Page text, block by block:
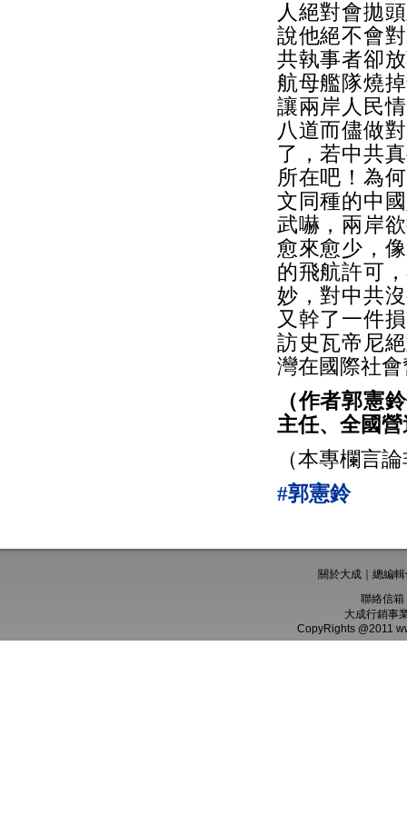
人絕對會拋
說他絕不會
共執事者卻
航母艦隊燒
讓兩岸人民
八道而儘做
了，若中共
所在吧！為
文同種的中
武嚇，兩岸
愈來愈少，
的飛航許可
妙，對中共
又幹了一件
訪史瓦帝尼
灣在國際社
（作者郭憲
主任、全國
（本專欄言
#郭憲鈴